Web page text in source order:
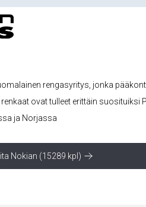
rengasyritys, jonka
renkaat ovat tulleet erittäin suosituiksi
ja Norjassa
Nokian (15289 kpl)